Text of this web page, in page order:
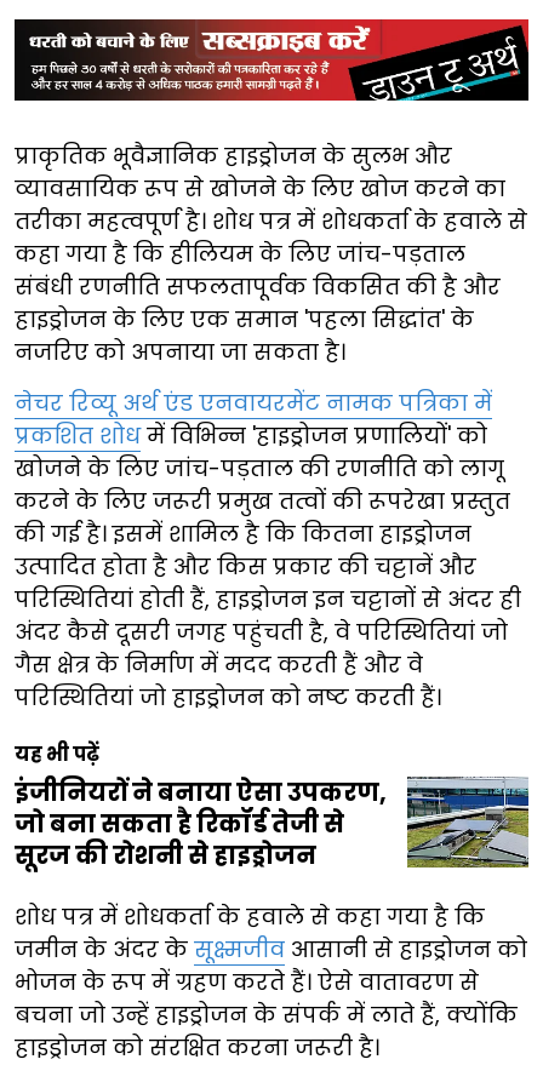
प्राकृतिक भूवैज्ञानिक हाइड्रोजन के सुलभ और
व्यावसायिक रूप से खोजने के लिए खोज करने का
तरीका महत्वपूर्ण है। शोध पत्र में शोधकर्ता के हवाले से
कहा गया है कि हीलियम के लिए जांच-पड़ताल
संबंधी रणनीति सफलतापूर्वक विकसित की है और
हाइड्रोजन के लिए एक समान 'पहला सिद्धांत' के
नजरिए को अपनाया जा सकता है।
नेचर रिव्यू अर्थ एंड एनवायरमेंट नामक पत्रिका में
प्रकशित शोधमें विभिन्न 'हाइड्रोजन प्रणालियों' को
खोजने के लिए जांच-पड़ताल की रणनीति को लागू
करने के लिए जरूरी प्रमुख तत्वों की रूपरेखा प्रस्तुत
की गई है। इसमें शामिल है कि कितना हाइड्रोजन
उत्पादित होता है और किस प्रकार की चट्टानें और
परिस्थितियां होती हैं, हाइड्रोजन इन चट्टानों से अंदर ही
अंदर कैसे दूसरी जगह पहुंचती है, वे परिस्थितियां जो
गैस क्षेत्र के निर्माण में मदद करती हैं और वे
परिस्थितियां जो हाइड्रोजन को नष्ट करती हैं।
यह भी पढ़ें
इंजीनियरों ने बनाया ऐसा उपकरण,
जो बना सकता है रिकॉर्ड तेजी से
सूरज की रोशनी से हाइड्रोजन
शोध पत्र में शोधकर्ता के हवाले से कहा गया है कि
जमीन के अंदर के सूक्ष्मजीव आसानी से हाइड्रोजन को
भोजन के रूप में ग्रहण करते हैं। ऐसे वातावरण से
बचना जो उन्हें हाइड्रोजन के संपर्क में लाते हैं, क्योंकि
हाइड्रोजन को संरक्षित करना जरूरी है।